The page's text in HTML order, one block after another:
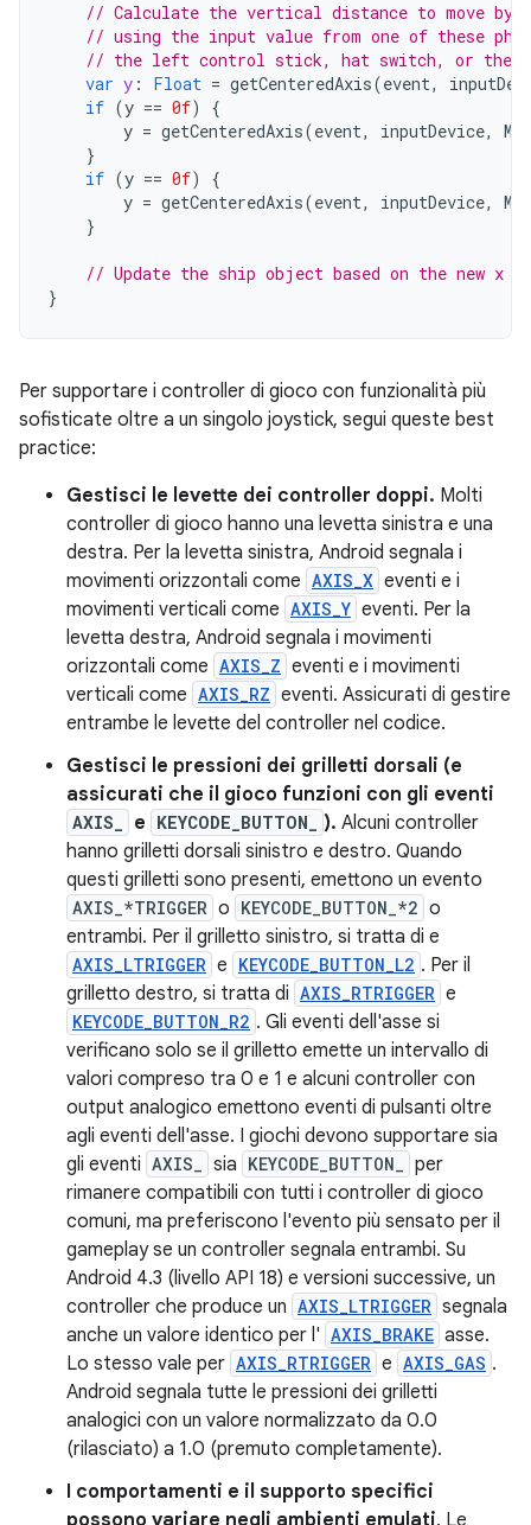
// Calculate the vertical distance to move by
// using the input value from one of these
// the left control stick, hat switch, or the
var y : Float = getCenteredAxis(event,
if (y == 0f)
{
y = getCenteredAxis(event, inputDevice,
}
if (y == 0f)
{
y = getCenteredAxis(event, inputDevice,
}
// Update the ship object based on the new x
}
Per supportare i controller di gioco con funzionalità più
sofisticate oltre a un singolo joystick, segui queste best
practice:
Gestisci le levette dei controller doppi. Molti
controller di gioco hanno una levetta sinistra e una
destra. Per la levetta sinistra, Android segnala i
movimenti orizzontali come AXIS_X eventi e i
movimenti verticali come AXIS_Y eventi. Per la
levetta destra, Android segnala i movimenti
orizzontali come AXIS_Z eventi e i movimenti
verticali come AXIS_RZ eventi. Assicurati di gestire
entrambe le levette del controller nel codice.
Gestisci le pressioni dei grilletti dorsali (e
assicurati che il gioco funzioni con gli eventi
AXIS_ e KEYCODE_BUTTON_ ). Alcuni controller
hanno grilletti dorsali sinistro e destro. Quando
questi grilletti sono presenti, emettono un evento
AXIS_*TRIGGER o KEYCODE_BUTTON_*2 o
entrambi. Per il grilletto sinistro, si tratta di e
AXIS_LTRIGGER e KEYCODE_BUTTON_L2 . Per il
grilletto destro, si tratta di AXIS_RTRIGGER e
KEYCODE_BUTTON_R2 . Gli eventi dell'asse si
verificano solo se il grilletto emette un intervallo di
valori compreso tra 0 e 1 e alcuni controller con
output analogico emettono eventi di pulsanti oltre
agli eventi dell'asse. I giochi devono supportare sia
gli eventi AXIS_ sia KEYCODE_BUTTON_
per
rimanere compatibili con tutti i controller di gioco
comuni, ma preferiscono l'evento più sensato per il
gameplay se un controller segnala entrambi. Su
Android 4.3 (livello API 18) e versioni successive, un
controller che produce un AXIS_LTRIGGER segnala
anche un valore identico per l' AXIS_BRAKE asse.
Lo stesso vale per AXIS_RTRIGGER e AXIS_GAS .
Android segnala tutte le pressioni dei grilletti
analogici con un valore normalizzato da 0.0
(rilasciato) a 1.0 (premuto completamente).
I comportamenti e il supporto specifici